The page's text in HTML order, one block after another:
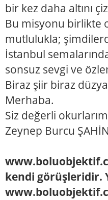
bir kez daha altını
Bu misyonu birlikte
mutlulukla;
İstanbul
sonsuz sevgi ve
Biraz şiir biraz
Merhaba.
Siz değerli
Zeynep Burcu
kendi görüşleridir.